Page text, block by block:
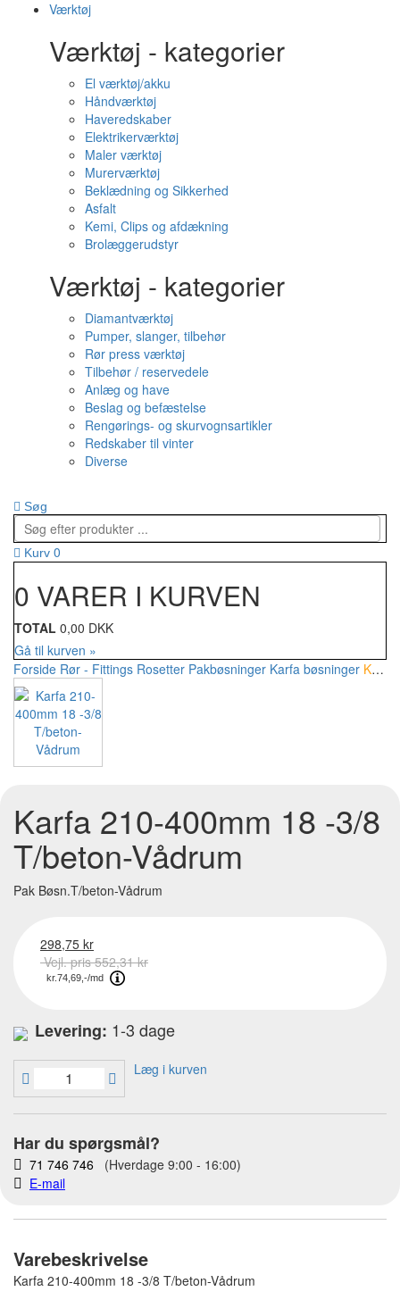
Værktøj
Værktøj - kategorier
El værktøj/akku
Håndværktøj
Haveredskaber
Elektrikerværktøj
Maler værktøj
Murerværktøj
Beklædning og Sikkerhed
Asfalt
Kemi, Clips og afdækning
Brolæggerudstyr
Værktøj - kategorier
Diamantværktøj
Pumper, slanger, tilbehør
Rør press værktøj
Tilbehør / reservedele
Anlæg og have
Beslag og befæstelse
Rengørings- og skurvognsartikler
Redskaber til vinter
Diverse
Søg
Kurv 0
0 VARER I KURVEN
TOTAL 0,00 DKK
Gå til kurven »
Forside Rør - Fittings Rosetter Pakbøsninger Karfa bøsninger Karfa 210-400mm 18 -3/8 T/beton-Vådrum
Karfa 210-400mm 18 -3/8
T/beton-Vådrum
Pak Bøsn.T/beton-Vådrum
298,75 kr
Vejl. pris 552,31 kr
Levering: 1-3 dage
Læg i kurven
Har du spørgsmål?
71 746 746 (Hverdage 9:00 - 16:00)
E-mail
Varebeskrivelse
Karfa 210-400mm 18 -3/8 T/beton-Vådrum